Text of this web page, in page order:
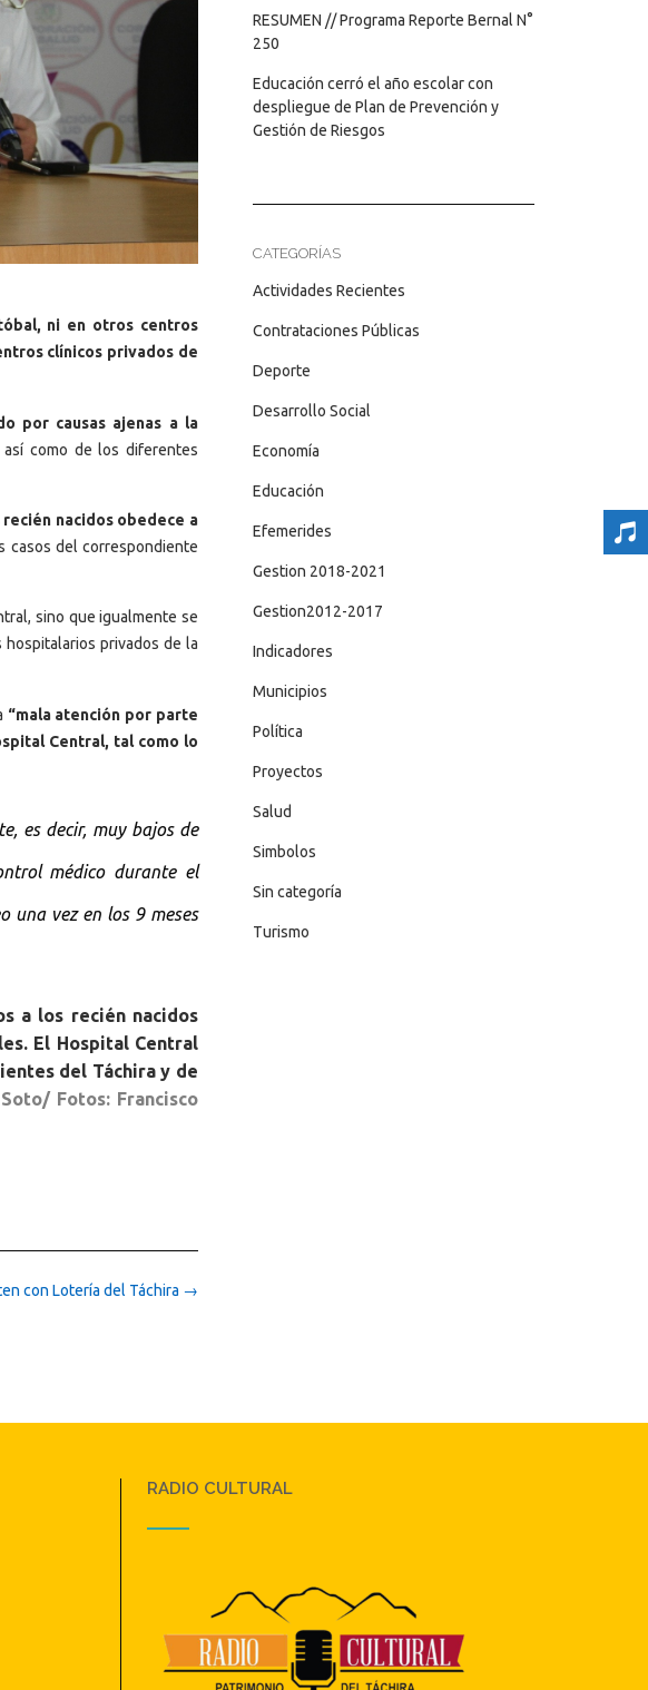
ni en otros centros
clínicos privados de
por causas ajenas a la
así como de los diferentes
nacidos obedece a
casos del correspondiente
sino que igualmente se
privados de la
“mala atención por parte
Central, tal como lo
es decir, muy bajos de
médico durante el
una vez en los 9 meses
a los recién nacidos
El Hospital Central
del Táchira y de
Fotos: Francisco
con Lotería del Táchira →
RESUMEN // Programa Reporte Bernal N°
250
Educación cerró el año escolar con
despliegue de Plan de Prevención y
Gestión de Riesgos
CATEGORÍAS
Actividades Recientes
Contrataciones Públicas
Deporte
Desarrollo Social
Economía
Educación
Efemerides
Gestion 2018-2021
Gestion2012-2017
Indicadores
Municipios
Política
Proyectos
Salud
Simbolos
Sin categoría
Turismo
RADIO CULTURAL